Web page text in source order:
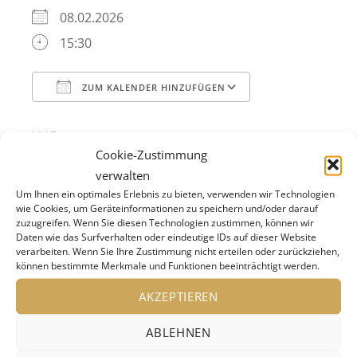
Cookie-Zustimmung
verwalten
Um Ihnen ein optimales Erlebnis zu bieten, verwenden wir Technologien
wie Cookies, um Geräteinformationen zu speichern und/oder darauf
zuzugreifen. Wenn Sie diesen Technologien zustimmen, können wir
Daten wie das Surfverhalten oder eindeutige IDs auf dieser Website
verarbeiten. Wenn Sie Ihre Zustimmung nicht erteilen oder zurückziehen,
können bestimmte Merkmale und Funktionen beeinträchtigt werden.
AKZEPTIEREN
ABLEHNEN
08.02.2026
15:30
ZUM KALENDER HINZUFÜGEN
WO
SWR Studio Freiburg
Kartäuserstr. 45, Freiburg, Baden-
Württemberg, 79102 , Südlicher Oberrhein
VERANSTALTUNGSTYP